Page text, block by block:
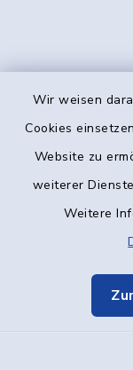
Wir weisen
Cookies
Website zu
weiterer
Weitere